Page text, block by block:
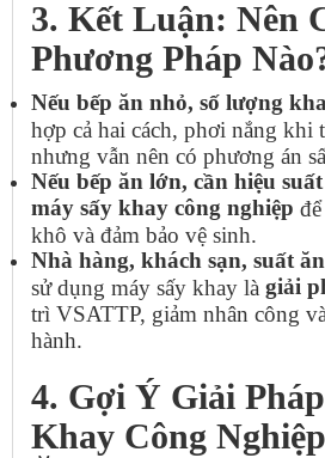
3. Kết Luận: Nên
Phương Pháp
Nếu bếp ăn nhỏ, số lượng
hợp cả hai cách, phơi nắng khi
nhưng vẫn nên có phương án
Nếu bếp ăn lớn, cần hiệu suất
máy sấy khay công nghiệp
khô và đảm bảo vệ sinh.
Nhà hàng, khách sạn, suất
sử dụng máy sấy khay là giải
trì VSATTP, giảm nhân công
hành.
4. Gợi Ý Giải
Khay Công